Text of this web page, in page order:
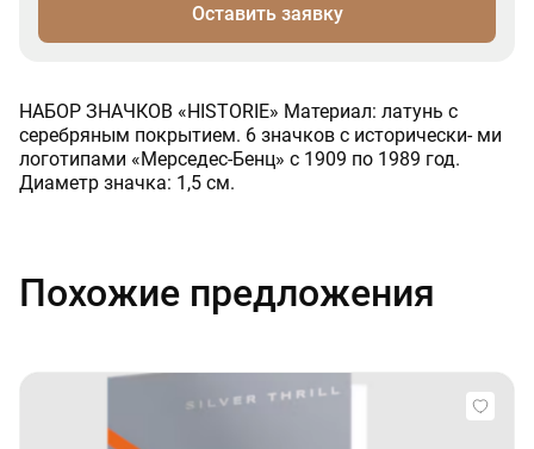
Оставить заявку
НАБОР ЗНАЧКОВ «HISTORIE» Материал: латунь с
серебряным покрытием. 6 значков с исторически- ми
логотипами «Мерседес-Бенц» с 1909 по 1989 год.
Диаметр значка: 1,5 см.
Похожие предложения